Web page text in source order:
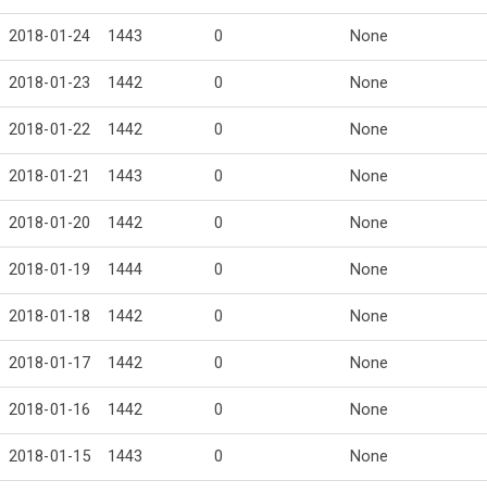
2018-01-24 1443 0 None
2018-01-23 1442 0 None
2018-01-22 1442 0 None
2018-01-21 1443 0 None
2018-01-20 1442 0 None
2018-01-19 1444 0 None
2018-01-18 1442 0 None
2018-01-17 1442 0 None
2018-01-16 1442 0 None
2018-01-15 1443 0 None